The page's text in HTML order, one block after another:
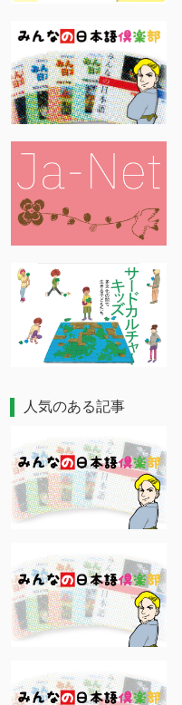
人気のある記事